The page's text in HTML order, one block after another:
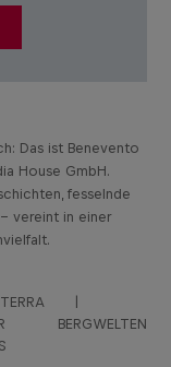
Das ist Benevento
House GmbH.
fesselnde
vereint in einer
TERRA
BERGWELTEN